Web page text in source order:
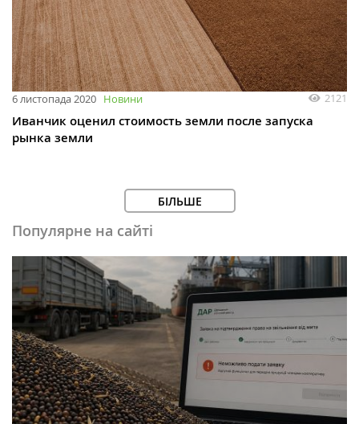
6 листопада 2020 Новини 2121
Иванчик оценил стоимость земли после запуска
рынка земли
БІЛЬШЕ
Популярне на сайті